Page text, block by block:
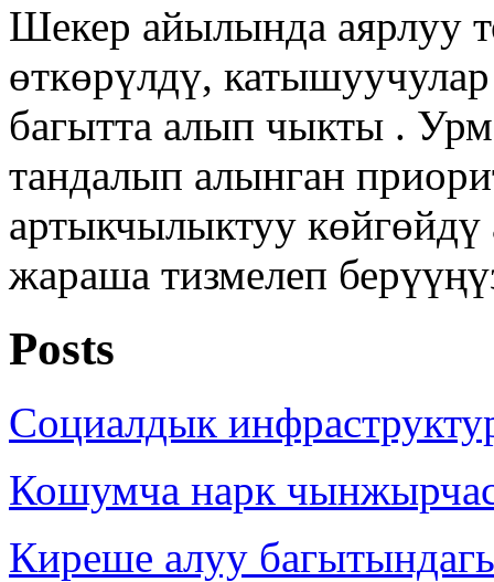
Шекер айылында аярлуу
өткөрүлдү,
багытта алып чыкты .
тандалып алынган
артыкчылыктуу көйгөйдү
жараша тизмелеп
Posts
Социалдык
Кошумча нарк
Киреше алуу